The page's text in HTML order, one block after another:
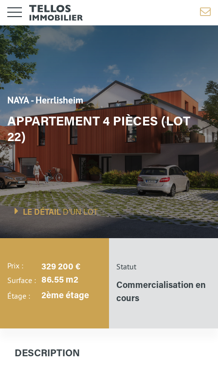
NAYA - Herrlisheim
APPARTEMENT 4 PIÈCES (LOT
22)
LE DÉTAILD'UN LOT
Prix : 329 200 €
Surface : 86.55 m2
Étage : 2ème étage
Statut
Commercialisation en
cours
DESCRIPTION